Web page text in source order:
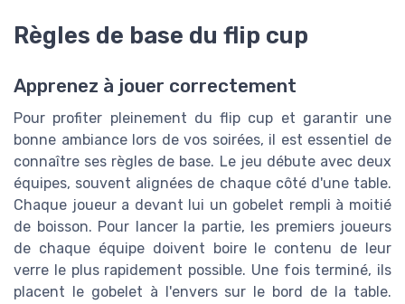
Règles de base du flip cup
Apprenez à jouer correctement
Pour profiter pleinement du flip cup et garantir une
bonne ambiance lors de vos soirées, il est essentiel de
connaître ses règles de base. Le jeu débute avec deux
équipes, souvent alignées de chaque côté d'une table.
Chaque joueur a devant lui un gobelet rempli à moitié
de boisson. Pour lancer la partie, les premiers joueurs
de chaque équipe doivent boire le contenu de leur
verre le plus rapidement possible. Une fois terminé, ils
placent le gobelet à l'envers sur le bord de la table.